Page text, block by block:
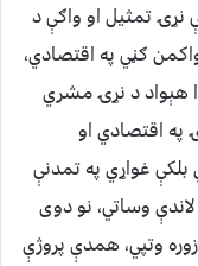
نړۍ تمثیل او واګې د
ګڼي په اقتصادي،
هېواد د نړۍ مشري
په اقتصادي او
غواړي په تمدنې
وساتي، نو دوی
وتپي، همدې پروژې